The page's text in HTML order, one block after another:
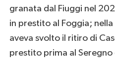
granata dal Fiuggi nel
in prestito al Foggia;
aveva svolto il ritiro di
prestito prima al Seregno